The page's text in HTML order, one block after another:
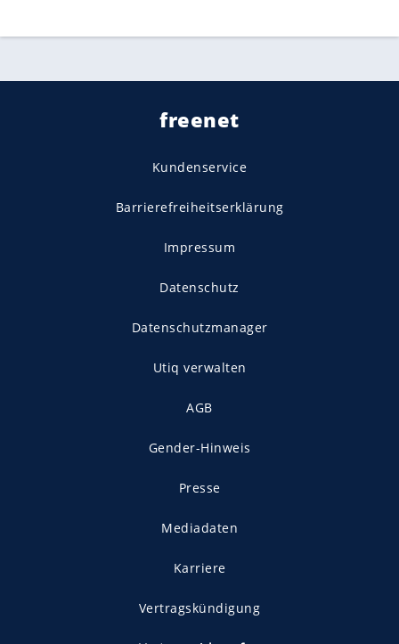
freenet
Kundenservice
Barrierefreiheitserklärung
Impressum
Datenschutz
Datenschutzmanager
Utiq verwalten
AGB
Gender-Hinweis
Presse
Mediadaten
Karriere
Vertragskündigung